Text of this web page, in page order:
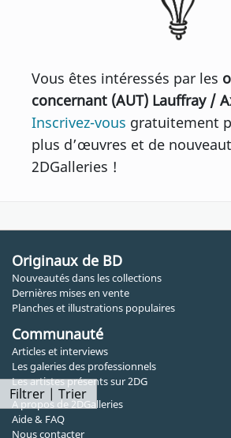
Filtrer | Trier
Vous êtes intéressés par les
concernant (AUT) Lauffray /
Inscrivez-vous gratuitement
plus d’œuvres et de
2DGalleries !
Originaux de BD
Nouveautés dans les collections
Dernières mises en vente
Planches et illustrations populaires
Communauté
Articles et interviews
Les galeries des professionnels
Les artistes présents sur 2DG
A propos de 2DGalleries
Aide & FAQ
Nous contacter